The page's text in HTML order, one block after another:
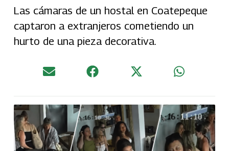
Las cámaras de un hostal en Coatepeque
captaron a extranjeros cometiendo un
hurto de una pieza decorativa.